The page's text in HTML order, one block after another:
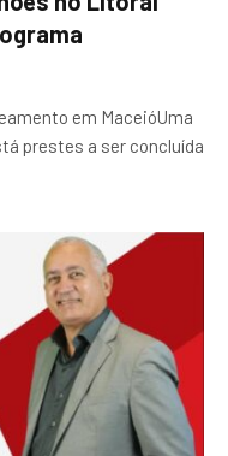
em MaceióUma
prestes a ser concluída